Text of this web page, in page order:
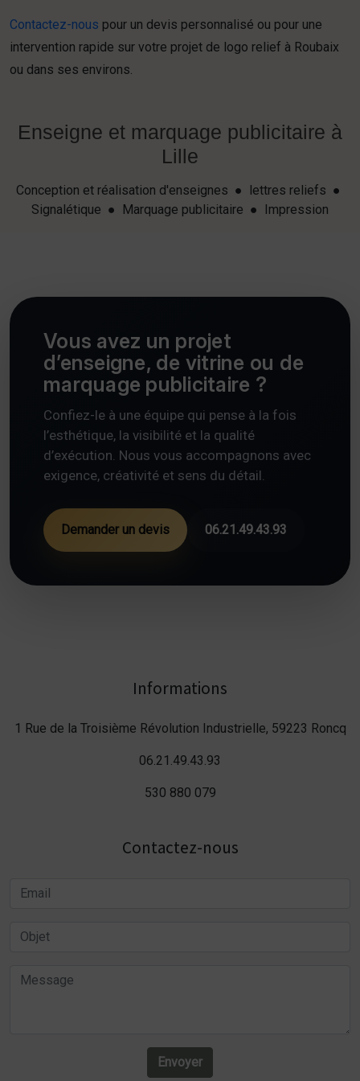
Contactez-nous pour un devis personnalisé ou pour une
intervention rapide sur votre projet de logo relief à Roubaix
ou dans ses environs.
Enseigne et marquage publicitaire à
Lille
Conception et réalisation d'enseignes ● lettres reliefs ●
Signalétique ● Marquage publicitaire ● Impression
Vous avez un projet
d’enseigne, de vitrine ou de
marquage publicitaire ?
Confiez-le à une équipe qui pense à la fois
l’esthétique, la visibilité et la qualité
d’exécution. Nous vous accompagnons avec
exigence, créativité et sens du détail.
Demander un devis 06.21.49.43.93
Informations
1 Rue de la Troisième Révolution Industrielle, 59223 Roncq
06.21.49.43.93
530 880 079
Contactez-nous
Envoyer